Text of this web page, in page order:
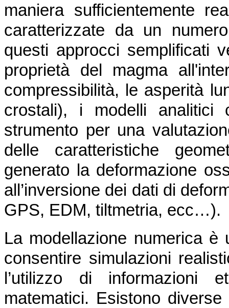
maniera sufficientemente
caratterizzate da un
questi approcci semplificati
proprietà del magma
compressibilità, le asperità
crostali), i modelli analitici
strumento per una
delle caratteristiche
generato la deformazione
all’inversione dei dati di
GPS, EDM, tiltmetria, ecc…).
La modellazione numerica
consentire simulazioni
l’utilizzo di informazioni
matematici. Esistono